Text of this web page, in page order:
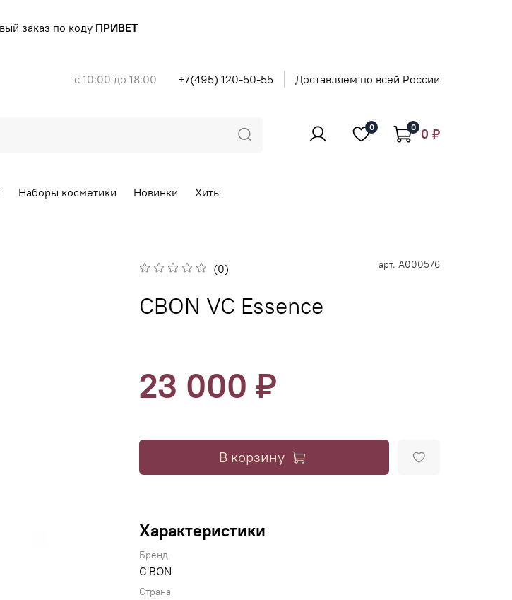
заказ по коду ПРИВЕТ
с 10:00 до 18:00 +7(495) 120-50-55 Доставляем по всей России
0 0 0 ₽
Наборы косметики Новинки Хиты
(0) арт. A000576
CBON VC Essence
23 000 ₽
В корзину
Характеристики
Бренд
C'BON
Страна